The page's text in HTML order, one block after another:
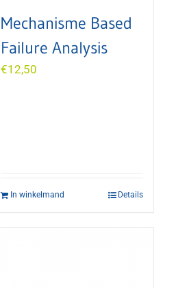
Mechanisme Based
Failure Analysis
€12,50
In winkelmand Details